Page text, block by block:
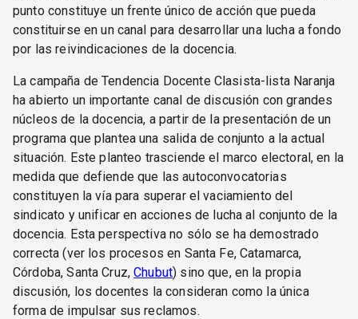
punto constituye un frente único de acción que pueda
constituirse en un canal para desarrollar una lucha a fondo
por las reivindicaciones de la docencia.
La campaña de Tendencia Docente Clasista-lista Naranja
ha abierto un importante canal de discusión con grandes
núcleos de la docencia, a partir de la presentación de un
programa que plantea una salida de conjunto a la actual
situación. Este planteo trasciende el marco electoral, en la
medida que defiende que las autoconvocatorias
constituyen la vía para superar el vaciamiento del
sindicato y unificar en acciones de lucha al conjunto de la
docencia. Esta perspectiva no sólo se ha demostrado
correcta (ver los procesos en Santa Fe, Catamarca,
Córdoba, Santa Cruz,Chubut) sino que, en la propia
discusión, los docentes la consideran como la única
forma de impulsar sus reclamos.